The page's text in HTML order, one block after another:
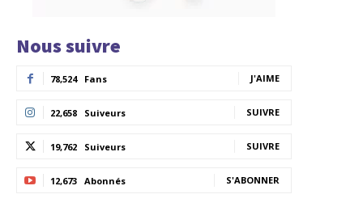
Nous suivre
78,524 Fans J'AIME
22,658 Suiveurs SUIVRE
19,762 Suiveurs SUIVRE
12,673 Abonnés S'ABONNER